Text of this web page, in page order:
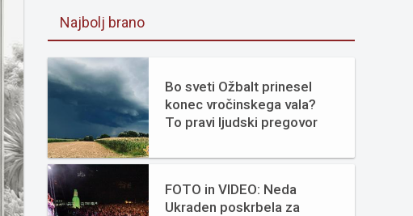
Najbolj brano
Bo sveti Ožbalt prinesel
konec vročinskega vala?
To pravi ljudski pregovor
FOTO in VIDEO: Neda
Ukraden poskrbela za